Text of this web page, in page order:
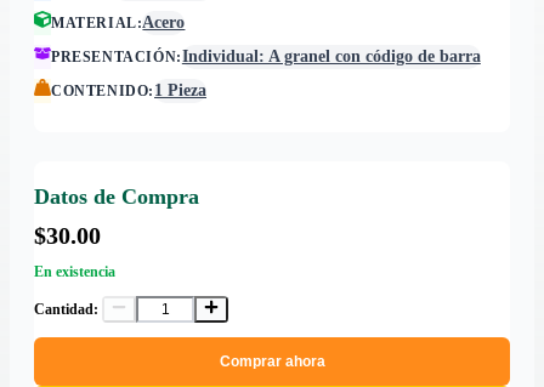
MATERIAL:Acero
PRESENTACIÓN:Individual: A granel con código de barra
CONTENIDO: 1 Pieza
Datos de Compra
$30.00
En existencia
Cantidad:
Comprar ahora